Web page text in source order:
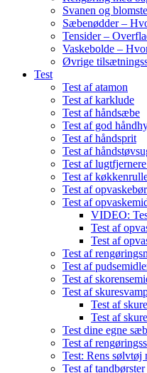
Svanen og
Sæbenødder –
Tensider –
Vaskebolde –
Øvrige
Test
Test af atamon
Test af karklude
Test af håndsæbe
Test af god
Test af håndsprit
Test af
Test af
Test af
Test af
Test af
VIDEO:
Test af
Test af
Test af
Test af
Test af
Test af
Test af
Test af
Test dine egne
Test af
Test: Rens sølvtøj
Test af